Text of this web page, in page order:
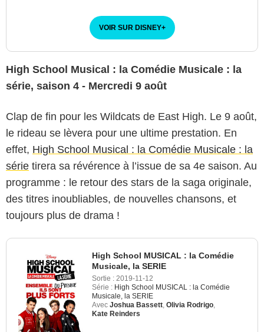
VOIR SUR DISNEY+
High School Musical : la Comédie Musicale : la
série, saison 4 - Mercredi 9 août
Clap de fin pour les Wildcats de East High. Le 9 août,
le rideau se lèvera pour une ultime prestation. En
effet, High School Musical : la Comédie Musicale : la
série tirera sa révérence à l’issue de sa 4e saison. Au
programme : le retour des stars de la saga originale,
des titres inoubliables, de nouvelles chansons, et
toujours plus de drama !
High School MUSICAL : la Comédie
Musicale, la SERIE
Sortie : 2019-11-12
Série : High School MUSICAL : la Comédie
Musicale, la SERIE
Avec Joshua Bassett, Olivia Rodrigo,
Kate Reinders